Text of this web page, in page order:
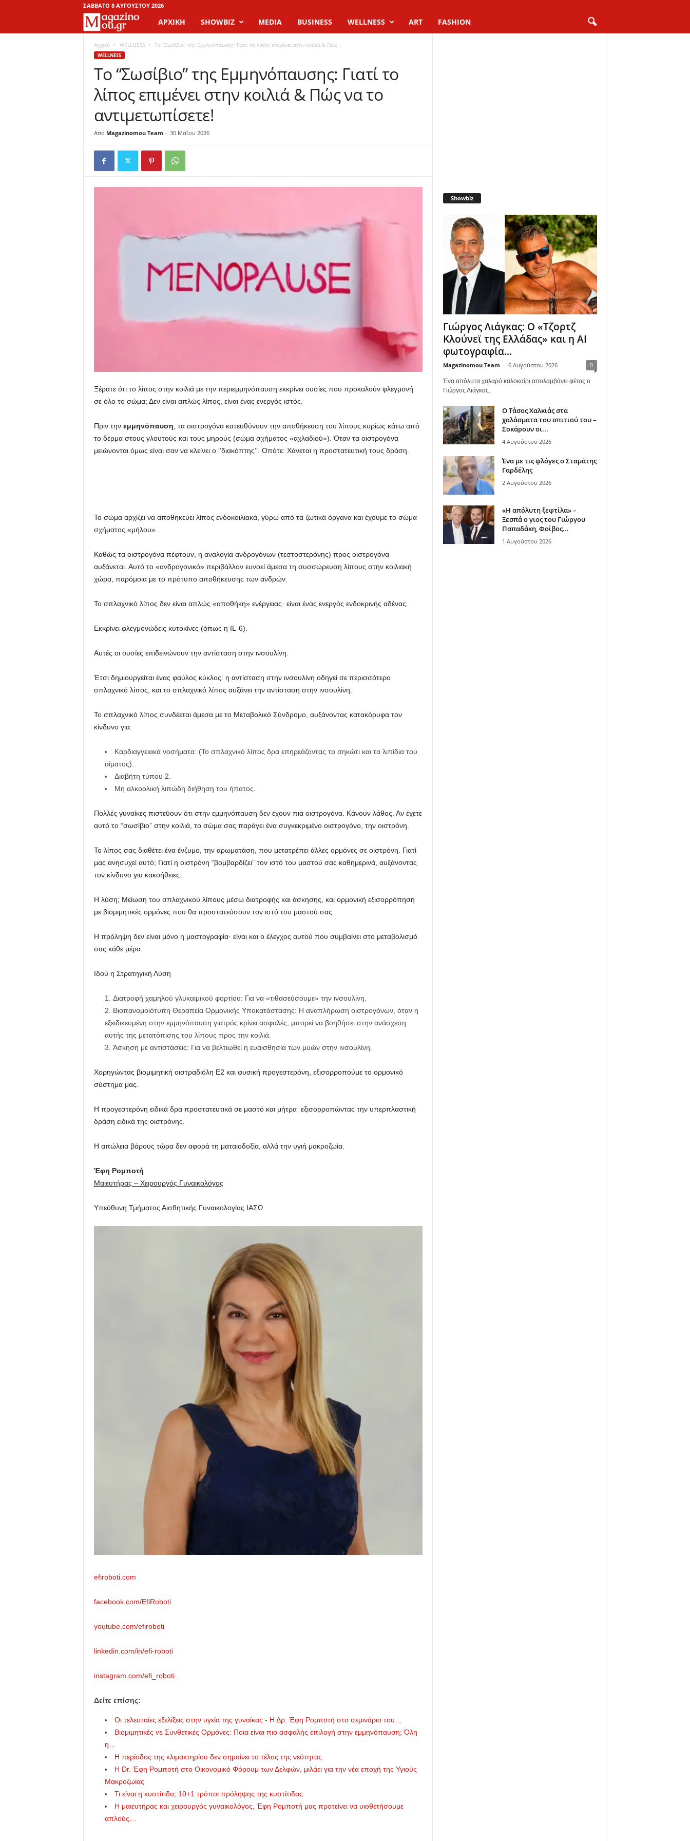
ΣΆΒΒΑΤΟ 8 ΑΥΓΟΎΣΤΟΥ 2026
a
z
i
n
ΑΡΧΙΚΉ SHOWBIZ MEDIA BUSINESS WELLNESS ART FASHION
Αρχική WELLNESS Το “Σωσίβιο” της Εμμηνόπαυσης: Γιατί το λίπος επιμένει στην κοιλιά & Πώς...
WELLNESS
Το “Σωσίβιο” της Εμμηνόπαυσης: Γιατί το
λίπος επιμένει στην κοιλιά & Πώς να το
αντιμετωπίσετε!
Από Magazinomou Team - 30 Μαΐου 2026
Ξέρατε ότι το λίπος στην κοιλιά με την περιεμμηνόπαυση εκκρίνει ουσίες που προκαλούν φλεγμονή
σε όλο το σώμα; Δεν είναι απλώς λίπος, είναι ένας ενεργός ιστός.
Πριν την εμμηνόπαυση , τα οιστρογόνα κατευθύνουν την αποθήκευση του λίπους κυρίως κάτω από
το δέρμα στους γλουτούς και τους μηρούς (σώμα σχήματος «αχλαδιού»). Όταν τα οιστρογόνα
μειώνονται όμως είναι σαν να κλείνει ο ‘’διακόπτης’’. Οπότε: Χάνεται η προστατευτική τους δράση.
Το σώμα αρχίζει να αποθηκεύει λίπος ενδοκοιλιακά, γύρω από τα ζωτικά όργανα και έχουμε το σώμα
σχήματος «μήλου».
Καθώς τα οιστρογόνα πέφτουν, η αναλογία ανδρογόνων (τεστοστερόνης) προς οιστρογόνα
αυξάνεται. Αυτό το «ανδρογονικό» περιβάλλον ευνοεί άμεσα τη συσσώρευση λίπους στην κοιλιακή
χώρα, παρόμοια με το πρότυπο αποθήκευσης των ανδρών.
Το σπλαχνικό λίπος δεν είναι απλώς «αποθήκη» ενέργειας· είναι ένας ενεργός ενδοκρινής αδένας.
Εκκρίνει φλεγμονώδεις κυτοκίνες (όπως η IL-6).
Αυτές οι ουσίες επιδεινώνουν την αντίσταση στην ινσουλίνη.
Έτσι δημιουργείται ένας φαύλος κύκλος: η αντίσταση στην ινσουλίνη οδηγεί σε περισσότερο
σπλαχνικό λίπος, και το σπλαχνικό λίπος αυξάνει την αντίσταση στην ινσουλίνη.
Το σπλαχνικό λίπος συνδέεται άμεσα με το Μεταβολικό Σύνδρομο, αυξάνοντας κατακόρυφα τον
κίνδυνο για:
Καρδιαγγειακά νοσήματα: (Το σπλαχνικό λίπος δρα επηρεάζοντας το σηκώτι και τα λιπίδια του
αίματος).
Διαβήτη τύπου 2.
Μη αλκοολική λιπώδη διήθηση του ήπατος.
Πολλές γυναίκες πιστεύουν ότι στην εμμηνόπαυση δεν έχουν πια οιστρογόνα. Κάνουν λάθος. Αν έχετε
αυτό το “σωσίβιο” στην κοιλιά, το σώμα σας παράγει ένα συγκεκριμένο οιστρογόνο, την οιστρόνη.
Το λίπος σας διαθέτει ένα ένζυμο, την αρωματάση, που μετατρέπει άλλες ορμόνες σε οιστρόνη. Γιατί
μας ανησυχεί αυτό; Γιατί η οιστρόνη “βομβαρδίζει” τον ιστό του μαστού σας καθημερινά, αυξάνοντας
τον κίνδυνο για κακοήθειες.
Η λύση; Μείωση του σπλαχνικού λίπους μέσω διατροφής και άσκησης, και ορμονική εξισορρόπηση
με βιομιμητικές ορμόνες που θα προστατεύσουν τον ιστό του μαστού σας.
Η πρόληψη δεν είναι μόνο η μαστογραφία· είναι και ο έλεγχος αυτού που συμβαίνει στο μεταβολισμό
σας κάθε μέρα.
Ιδού η Στρατηγική Λύση
Διατροφή χαμηλού γλυκαιμικού φορτίου: Για να «τιθασεύσουμε» την ινσουλίνη.
Βιοπανομοιότυπη Θεραπεία Ορμονικής Υποκατάστασης: Η αναπλήρωση οιστρογόνων, όταν η
εξειδικευμένη στην εμμηνόπαυση γιατρός κρίνει ασφαλές, μπορεί να βοηθήσει στην ανάσχεση
αυτής της μετατόπισης του λίπους προς την κοιλιά.
Άσκηση με αντιστάσεις: Για να βελτιωθεί η ευαισθησία των μυών στην ινσουλίνη.
Χορηγώντας βιομιμητική οιστραδιόλη E2 και φυσική προγεστερόνη, εξισορροπούμε το ορμονικό
σύστημα μας.
Η προγεστερόνη ειδικά δρα προστατευτικά σε μαστό και μήτρα εξισορροπώντας την υπερπλαστική
δράση ειδικά της οιστρόνης.
Η απώλεια βάρους τώρα δεν αφορά τη ματαιοδοξία, αλλά την υγιή μακροζωία.
Έφη Ρομποτή
Μαιευτήρας – Χειρουργός Γυναικολόγος
Υπεύθυνη Τμήματος Αισθητικής Γυναικολογίας ΙΑΣΩ
efiroboti.com
facebook.com/EfiRoboti
youtube.com/efiroboti
linkedin.com/in/efi-roboti
instagram.com/efi_roboti
Δείτε επίσης:
Οι τελευταίες εξελίξεις στην υγεία της γυναίκας - Η Δρ. Έφη Ρομποτή στο σεμινάριο του…
Βιομιμητικές vs Συνθετικές Ορμόνες: Ποια είναι πιο ασφαλής επιλογή στην εμμηνόπαυση; Όλη
η…
Η περίοδος της κλιμακτηρίου δεν σημαίνει το τέλος της νεότητας
Η Dr. Έφη Ρομποτή στο Οικονομικό Φόρουμ των Δελφών, μιλάει για την νέα εποχή της Υγιούς
Μακροζωίας
Τι είναι η κυστίτιδα; 10+1 τρόποι πρόληψης της κυστίτιδας
Η μαιευτήρας και χειρουργός γυναικολόγος, Έφη Ρομποτή μας προτείνει να υιοθετήσουμε
απλούς…
Showbiz
Γιώργος Λιάγκας: Ο «Τζορτζ
Κλούνεϊ της Ελλάδας» και η AI
φωτογραφία...
Magazinomou Team - 6 Αυγούστου 2026 0
Ένα απόλυτα χαλαρό καλοκαίρι απολαμβάνει φέτος ο
Γιώργος Λιάγκας.
Ο Τάσος Χαλκιάς στα
χαλάσματα του σπιτιού του –
Σοκάρουν οι...
4 Αυγούστου 2026
Ένα με τις φλόγες ο Σταμάτης
Γαρδέλης
2 Αυγούστου 2026
«Η απόλυτη ξεφτίλα» –
Ξεσπά ο γιος του Γιώργου
Παπαδάκη, Φοίβος...
1 Αυγούστου 2026